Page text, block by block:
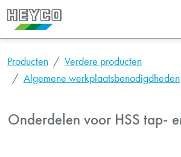
Producten
Verdere producten
Algemene werkplaatsbenodigdheden
Onderdelen voor HSS tap-